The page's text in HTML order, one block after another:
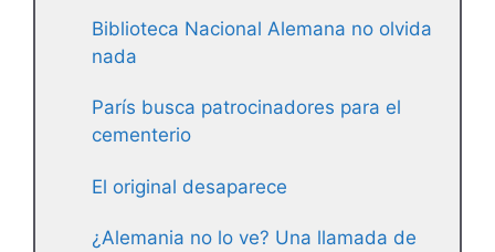
Biblioteca Nacional Alemana no olvida
nada
París busca patrocinadores para el
cementerio
El original desaparece
¿Alemania no lo ve? Una llamada de